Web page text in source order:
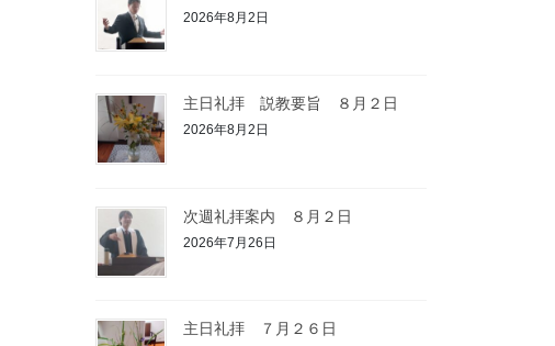
2026年8月2日
主日礼拝 説教要旨 ８月２日
2026年8月2日
次週礼拝案内 ８月２日
2026年7月26日
主日礼拝 ７月２６日